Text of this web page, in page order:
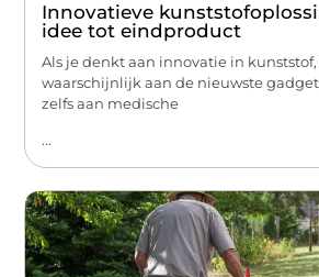
Innovatieve
idee tot eindproduct
Als je denkt aan innovatie in
waarschijnlijk aan de nieuwste
zelfs aan medische
...